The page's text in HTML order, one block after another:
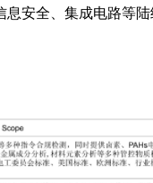
息安全、集成电路等